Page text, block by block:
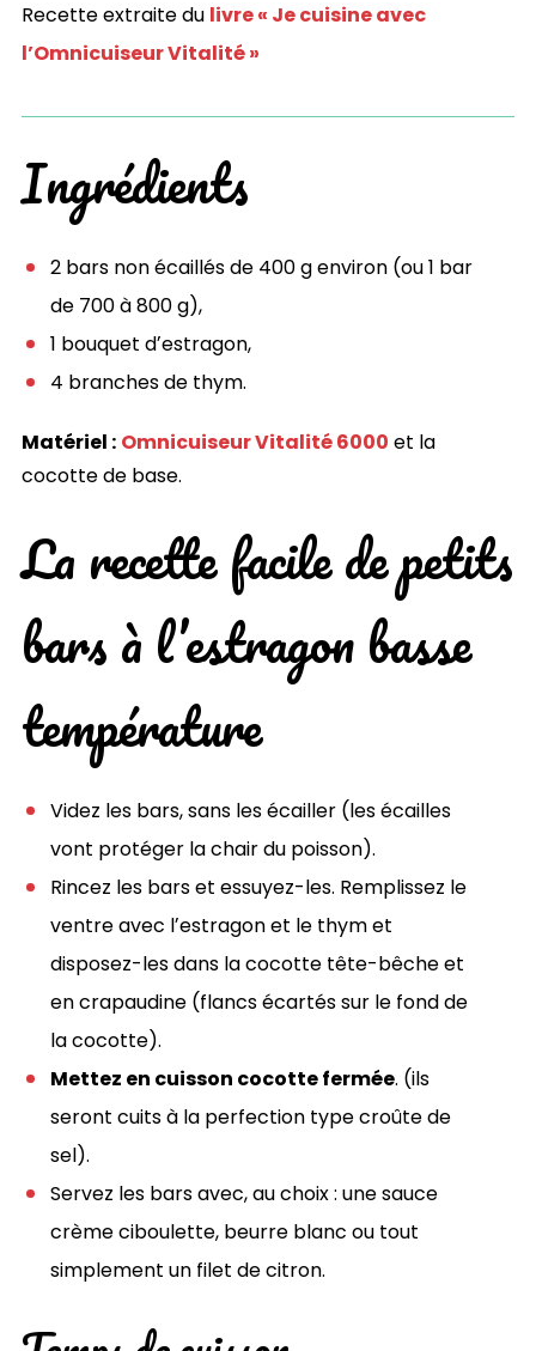
Recette extraite du livre « Je cuisine avec
l’Omnicuiseur Vitalité »
Ingrédients
2 bars non écaillés de 400 g environ (ou 1 bar
de 700 à 800 g),
1 bouquet dʼestragon,
4 branches de thym.
Matériel : Omnicuiseur Vitalité 6000 et la
cocotte de base.
La recette facile de petits
bars à l’estragon basse
température
Videz les bars, sans les écailler (les écailles
vont protéger la chair du poisson).
Rincez les bars et essuyez-les. Remplissez le
ventre avec lʼestragon et le thym et
disposez-les dans la cocotte tête-bêche et
en crapaudine (flancs écartés sur le fond de
la cocotte).
Mettez en cuisson cocotte fermée. (ils
seront cuits à la perfection type croûte de
sel).
Servez les bars avec, au choix : une sauce
crème ciboulette, beurre blanc ou tout
simplement un filet de citron.